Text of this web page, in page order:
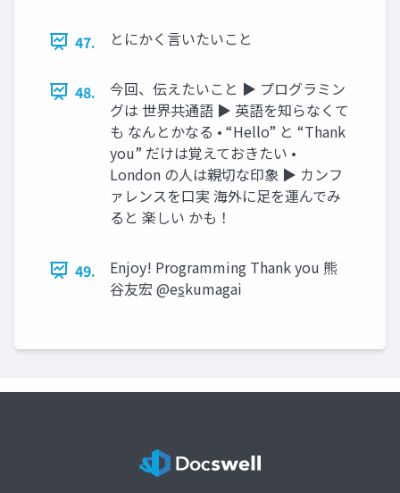
47. とにかく言いたいこと
48.
今回、伝えたいこと ▶ プログラミン
グは 世界共通語 ▶ 英語を知らなくて
も なんとかなる • “Hello” と “Thank
you” だけは覚えておきたい •
London の人は親切な印象 ▶ カンフ
ァレンスを口実 海外に足を運んでみ
ると 楽しい かも！
49.
Enjoy! Programming Thank you 熊
谷友宏 @es̲kumagai